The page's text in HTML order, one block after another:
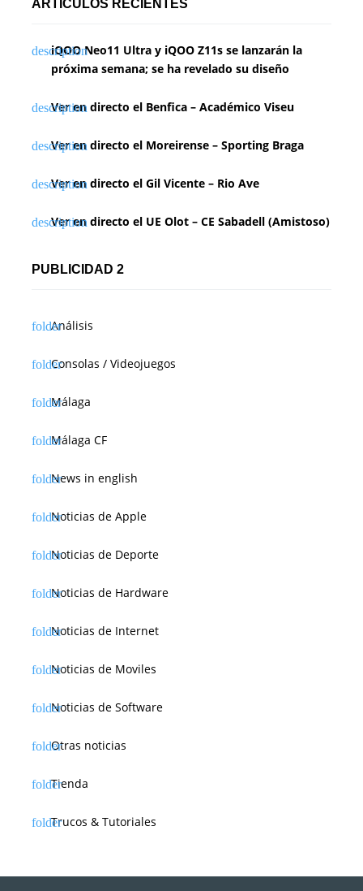
ARTÍCULOS RECIENTES
iQOO Neo11 Ultra y iQOO Z11s se lanzarán la
próxima semana; se ha revelado su diseño
Ver en directo el Benfica – Académico Viseu
Ver en directo el Moreirense – Sporting Braga
Ver en directo el Gil Vicente – Rio Ave
Ver en directo el UE Olot – CE Sabadell (Amistoso)
PUBLICIDAD 2
Análisis
Consolas / Videojuegos
Málaga
Málaga CF
News in english
Noticias de Apple
Noticias de Deporte
Noticias de Hardware
Noticias de Internet
Noticias de Moviles
Noticias de Software
Otras noticias
Tienda
Trucos & Tutoriales